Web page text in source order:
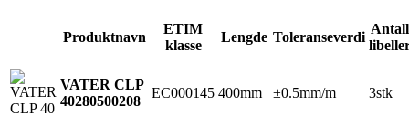
Produktnavn
ETIM
klasse
Lengde Toleranseverdi
Antall
VATER CLP
40280500208
EC000145 400mm ±0.5mm/m 3stk